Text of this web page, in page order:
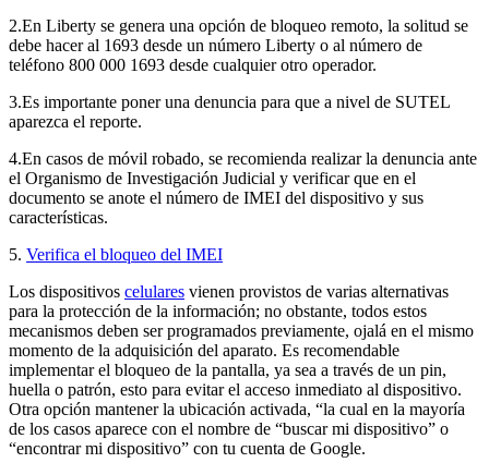
2.En Liberty se genera una opción de bloqueo remoto, la solitud se
debe hacer al 1693 desde un número Liberty o al número de
teléfono 800 000 1693 desde cualquier otro operador.
3.Es importante poner una denuncia para que a nivel de SUTEL
aparezca el reporte.
4.En casos de móvil robado, se recomienda realizar la denuncia ante
el Organismo de Investigación Judicial y verificar que en el
documento se anote el número de IMEI del dispositivo y sus
características.
5. Verifica el bloqueo del IMEI
Los dispositivos celulares vienen provistos de varias alternativas
para la protección de la información; no obstante, todos estos
mecanismos deben ser programados previamente, ojalá en el mismo
momento de la adquisición del aparato. Es recomendable
implementar el bloqueo de la pantalla, ya sea a través de un pin,
huella o patrón, esto para evitar el acceso inmediato al dispositivo.
Otra opción mantener la ubicación activada, “la cual en la mayoría
de los casos aparece con el nombre de “buscar mi dispositivo” o
“encontrar mi dispositivo” con tu cuenta de Google.